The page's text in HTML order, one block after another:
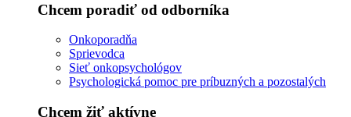
Chcem poradiť od odborníka
Onkoporadňa
Sprievodca
Sieť onkopsychológov
Psychologická pomoc pre príbuzných a pozostalých
Chcem žiť aktívne